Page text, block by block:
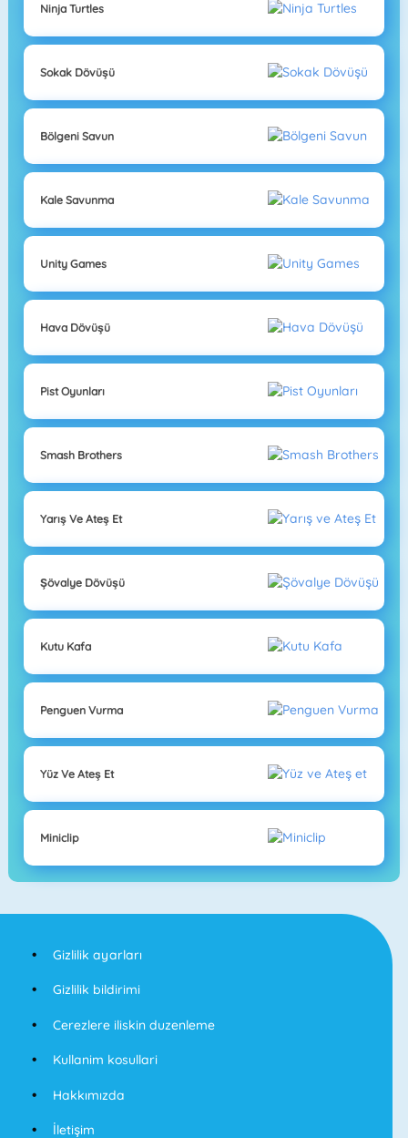
Ninja Turtles
Sokak Dövüşü
Bölgeni Savun
Kale Savunma
Unity Games
Hava Dövüşü
Pist Oyunları
Smash Brothers
Yarış Ve Ateş Et
Şövalye Dövüşü
Kutu Kafa
Penguen Vurma
Yüz Ve Ateş Et
Miniclip
Gizlilik ayarları
Gizlilik bildirimi
Cerezlere iliskin duzenleme
Kullanim kosullari
Hakkımızda
İletişim